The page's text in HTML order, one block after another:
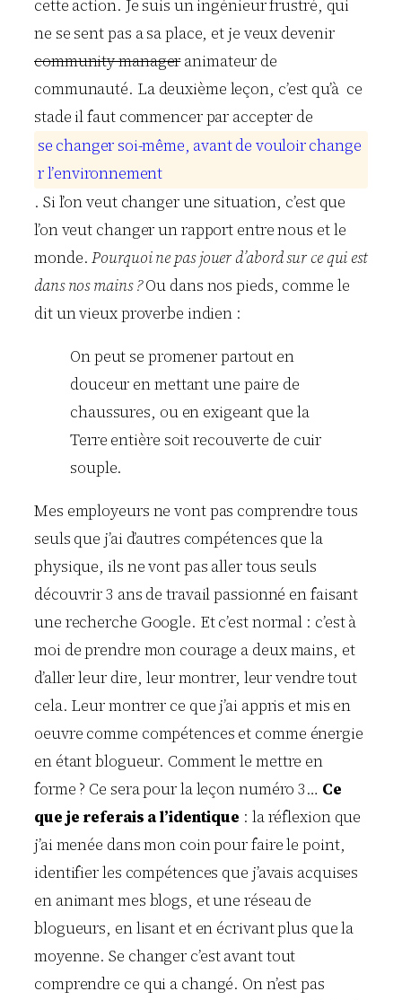
cette action. Je suis un ingénieur frustré, qui
ne se sent pas a sa place, et je veux devenir
community manageranimateur de
communauté. La deuxième leçon, c’est qu’à ce
stade il faut commencer par accepter de
se changer soi-même, avantde vouloirchange
rl’environnement
. Si l’on veut changer une situation, c’est que
l’on veut changer un rapport entre nous et le
monde.Pourquoi ne pas jouer d’abord sur ce qui est
dans nos mains ?Ou dans nos pieds, comme le
dit un vieux proverbe indien :
On peut se promener partout en
douceur en mettant une paire de
chaussures, ou en exigeant que la
Terre entière soit recouverte de cuir
souple.
Mes employeurs ne vont pas comprendre tous
seuls que j’ai d’autres compétences que la
physique, ils ne vont pas aller tous seuls
découvrir 3 ans de travail passionné en faisant
une recherche Google. Et c’est normal : c’est à
moi de prendre mon courage a deux mains, et
d’aller leur dire, leur montrer, leur vendre tout
cela. Leur montrer ce que j’ai appris et mis en
oeuvre comme compétences et comme énergie
en étant blogueur. Comment le mettre en
forme ? Ce sera pour la leçon numéro 3… Ce
que je referais a l’identique : la réflexion que
j’ai menée dans mon coin pour faire le point,
identifier les compétences que j’avais acquises
en animant mes blogs, et une réseau de
blogueurs, en lisant et en écrivant plus que la
moyenne. Se changer c’est avant tout
comprendre ce qui a changé. On n’est pas